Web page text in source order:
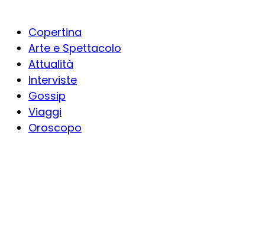
Copertina
Arte e Spettacolo
Attualità
Interviste
Gossip
Viaggi
Oroscopo